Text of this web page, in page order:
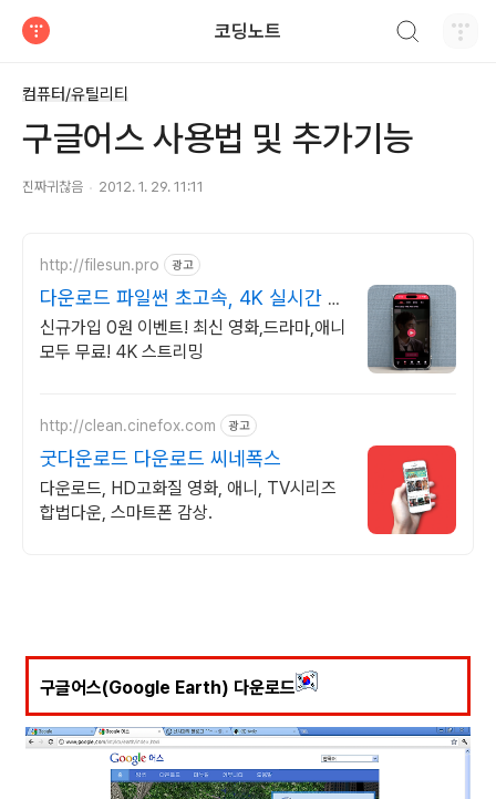
코딩노트
컴퓨터/유틸리티
구글어스 사용법 및 추가기능
진짜귀찮음 2012. 1. 29. 11:11
http://filesun.pro 광고
다운로드 파일썬 초고속, 4K 실시간 보
기!
신규가입 0원 이벤트! 최신 영화,드라마,애니
모두 무료! 4K 스트리밍
http://clean.cinefox.com 광고
굿다운로드 다운로드 씨네폭스
다운로드, HD고화질 영화, 애니, TV시리즈
합법다운, 스마트폰 감상.
구글어스(Google Earth) 다운로드